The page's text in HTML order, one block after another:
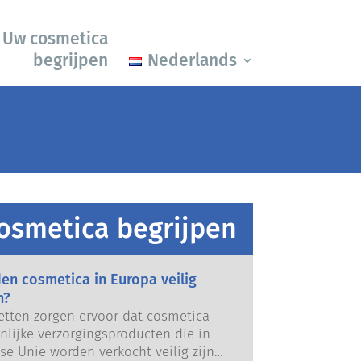
Uw cosmetica
begrijpen
Nederlands
begrijpen
cosmetica in Europa veilig
zorgen ervoor dat cosmetica
verzorgingsproducten die in
Unie worden verkocht veilig zijn